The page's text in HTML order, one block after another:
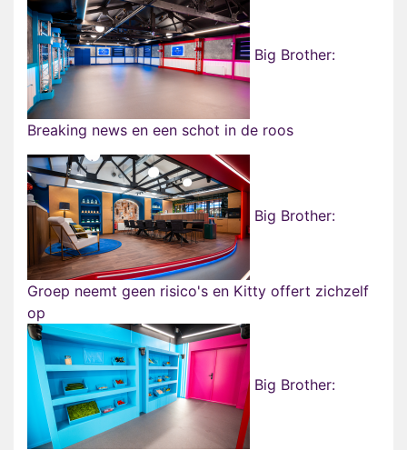
Big Brother:
Breaking news en een schot in de roos
Big Brother:
Groep neemt geen risico's en Kitty offert zichzelf
op
Big Brother: